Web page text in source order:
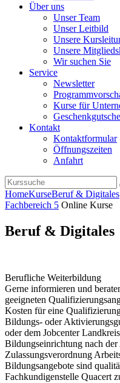
Über uns
Unser Team
Unser Leitbild
Unsere
Unsere
Wir suchen Sie
Service
Newsletter
Kurse für
Kontakt
Kontaktformular
Öffnungszeiten
Anfahrt
HomeKurseBeruf & Digitales
Fachbereich 5 Online Kurse
Beruf & Digitales
Berufliche Weiterbildung
Gerne informieren und
geeigneten
Kosten für eine
Bildungs- oder
oder dem Jobcenter
Bildungseinrichtung nach
Zulassungsverordnung
Bildungsangebote sind
Fachkundigenstelle Quacert